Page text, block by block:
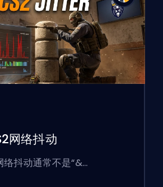
网络抖动
络抖动通常不是“&…